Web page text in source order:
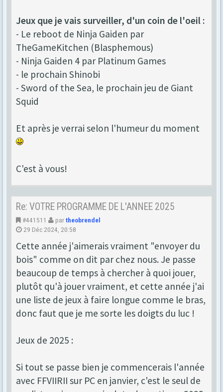
Jeux que je vais surveiller, d'un coin de l'oeil :
- Le reboot de Ninja Gaiden par
TheGameKitchen (Blasphemous)
- Ninja Gaiden 4 par Platinum Games
- le prochain Shinobi
- Sword of the Sea, le prochain jeu de Giant
Squid
Et après je verrai selon l'humeur du moment
C'est à vous!
Re: VOTRE PROGRAMME DE L'ANNEE 2025
#441511 partheobrendel
29 Déc 2024, 20:58
Cette année j'aimerais vraiment "envoyer du
bois" comme on dit par chez nous. Je passe
beaucoup de temps à chercher à quoi jouer,
plutôt qu'à jouer vraiment, et cette année j'ai
une liste de jeux à faire longue comme le bras,
donc faut que je me sorte les doigts du luc !
Jeux de 2025 :
Si tout se passe bien je commencerais l'année
avec FFVIIRII sur PC en janvier, c'est le seul de